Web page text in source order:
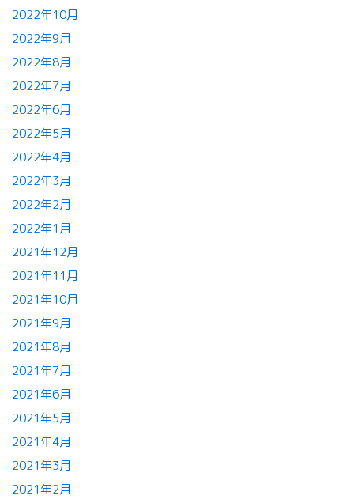
2022年10月
2022年9月
2022年8月
2022年7月
2022年6月
2022年5月
2022年4月
2022年3月
2022年2月
2022年1月
2021年12月
2021年11月
2021年10月
2021年9月
2021年8月
2021年7月
2021年6月
2021年5月
2021年4月
2021年3月
2021年2月